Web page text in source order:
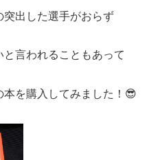
突出した選手がおらず
言われることもあって
を購入してみました！😎